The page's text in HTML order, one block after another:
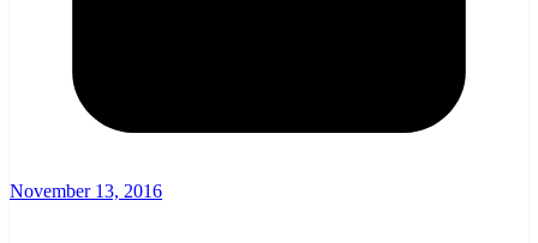
November 13, 2016